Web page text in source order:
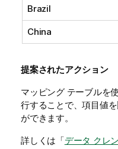
Brazil
China
提案されたアクション
マッピング テーブルを
行することで、項目値
ができます。
詳しくは「データ クレ